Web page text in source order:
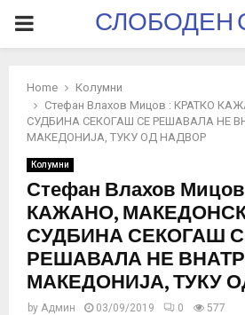
PRIMARYСЛОБОДЕН
Home
Колумни
Стефан Влахов Мицов : КРАТКО
СУДБИНА СЕКОГАШ СЕ РЕШАВАЛА НЕ
МАКЕДОНИЈА, ТУКУ ОД НАДВОР
Колумни
Стефан Влахов
КАЖАНО,
СУДБИНА СЕКОГАШ
РЕШАВАЛА НЕ
МАКЕДОНИЈА, ТУКУ
by Админ 03/09/2019 0 577